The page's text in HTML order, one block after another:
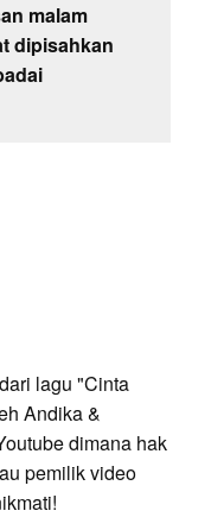
malam
dipisahkan
lagu "Cinta
Andika &
dimana hak
pemilik video